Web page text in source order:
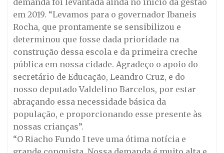
em 2019. “Levamos para o governador Ibaneis
Rocha, que prontamente se sensibilizou e
determinou que fosse dada prioridade na
construção dessa escola e da primeira creche
pública em nossa cidade. Agradeço o apoio do
secretário de Educação, Leandro Cruz, e do
nosso deputado Valdelino Barcelos, por estar
abraçando essa necessidade básica da
população, e proporcionando esse presente às
nossas crianças”.
“O Riacho Fundo I teve uma ótima notícia e